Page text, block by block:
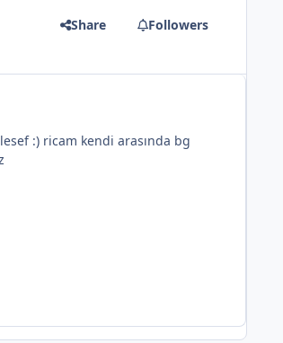
Share Followers
:) ricam kendi arasında bg